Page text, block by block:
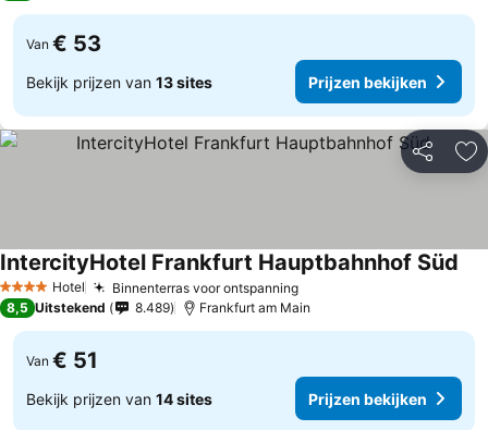
Van € 53
Bekijk prijzen van 13 sites Prijzen bekijken
Delen
4 SterrenHotel Binnenterras voor ontspanningPrijzen bekijken
IntercityHotel Frankfurt Hauptbahnhof Süd
8,5 Uitstekend 8.489 Frankfurt am Main
Van € 51
Bekijk prijzen van 14 sites Prijzen bekijken